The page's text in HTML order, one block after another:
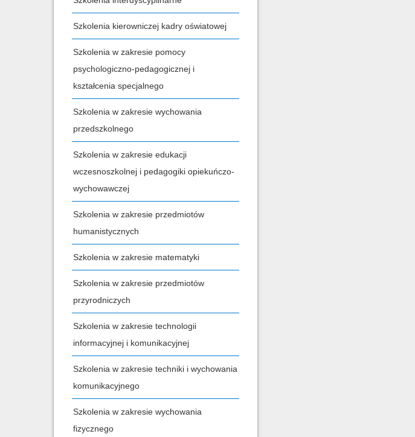
Szkolenia kierowniczej kadry oświatowej
Szkolenia w zakresie pomocy
psychologiczno-pedagogicznej i
kształcenia specjalnego
Szkolenia w zakresie wychowania
przedszkolnego
Szkolenia w zakresie edukacji
wczesnoszkolnej i pedagogiki opiekuńczo-
wychowawczej
Szkolenia w zakresie przedmiotów
humanistycznych
Szkolenia w zakresie matematyki
Szkolenia w zakresie przedmiotów
przyrodniczych
Szkolenia w zakresie technologii
informacyjnej i komunikacyjnej
Szkolenia w zakresie techniki i wychowania
komunikacyjnego
Szkolenia w zakresie wychowania
fizycznego